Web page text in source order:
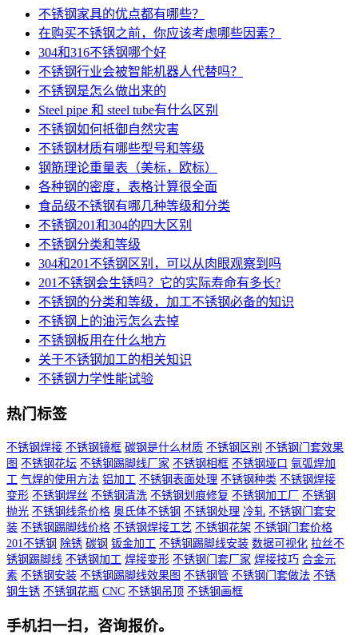
不锈钢家具的优点都有哪些？
在购买不锈钢之前，你应该考虑哪些因素？
304和316不锈钢哪个好
不锈钢行业会被智能机器人代替吗？
不锈钢是怎么做出来的
Steel pipe 和 steel tube有什么区别
不锈钢如何抵御自然灾害
不锈钢材质有哪些型号和等级
钢筋理论重量表（美标，欧标）
各种钢的密度，表格计算很全面
食品级不锈钢有哪几种等级和分类
不锈钢201和304的四大区别
不锈钢分类和等级
304和201不锈钢区别，可以从肉眼观察到吗
201不锈钢会生锈吗？它的实际寿命有多长?
不锈钢的分类和等级，加工不锈钢必备的知识
不锈钢上的油污怎么去掉
不锈钢板用在什么地方
关于不锈钢加工的相关知识
不锈钢力学性能试验
热门标签
不锈钢焊接 不锈钢镜框 碳钢是什么材质 不锈钢区别 不锈钢门套效果
图 不锈钢花坛 不锈钢踢脚线厂家 不锈钢相框 不锈钢垭口 氩弧焊加
工 气焊的使用方法 铝加工 不锈钢表面处理 不锈钢种类 不锈钢焊接
变形 不锈钢焊丝 不锈钢清洗 不锈钢划痕修复 不锈钢加工厂
不锈钢
抛光 不锈钢线条价格 奥氏体不锈钢 不锈钢处理 冷轧 不锈钢门套安
装 不锈钢踢脚线价格 不锈钢焊接工艺 不锈钢花架 不锈钢门套价格
201不锈钢 除锈 碳钢 钣金加工 不锈钢踢脚线安装 数据可视化 拉丝不
锈钢踢脚线 不锈钢加工 焊接变形 不锈钢门套厂家 焊接技巧 合金元
素 不锈钢安装 不锈钢踢脚线效果图 不锈钢管 不锈钢门套做法 不锈
钢生锈 不锈钢花瓶 CNC 不锈钢吊顶 不锈钢画框
手机扫一扫，咨询报价。